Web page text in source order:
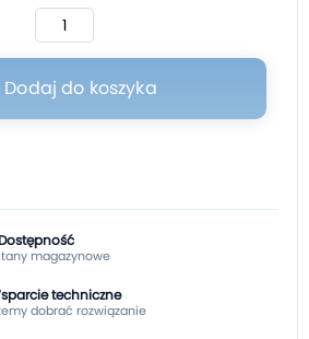
Dodaj do koszyka
Dostępność
magazynowe
techniczne
dobrać rozwiązanie